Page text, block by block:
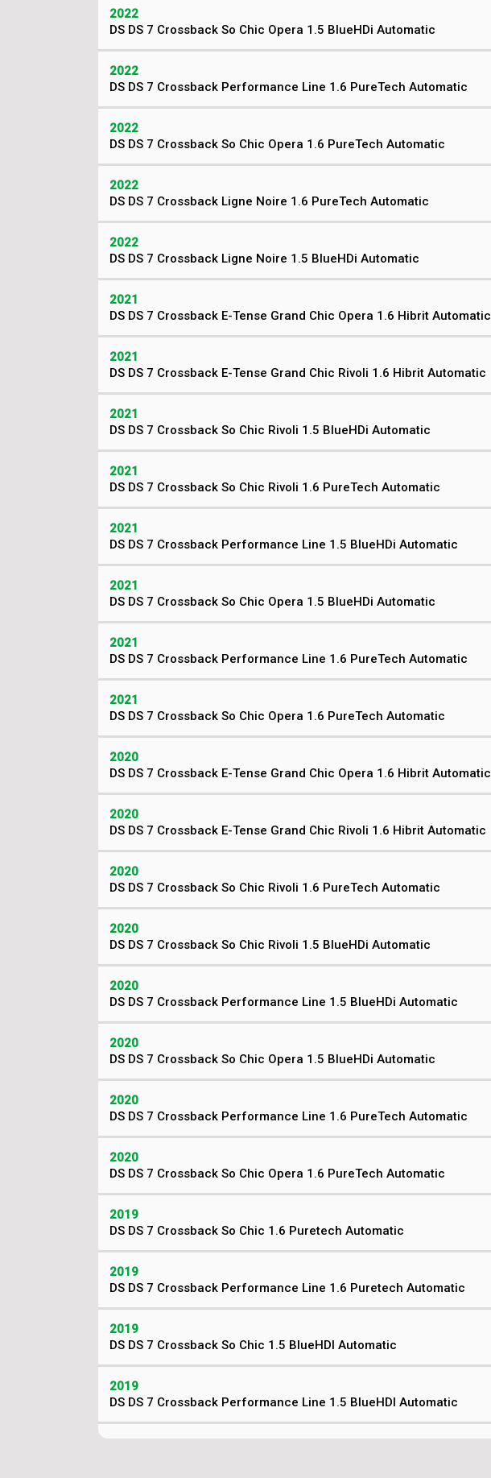
2022
DS DS 7 Crossback So Chic Opera 1.5 BlueHDi Automatic
2022
DS DS 7 Crossback Performance Line 1.6 PureTech Automatic
2022
DS DS 7 Crossback So Chic Opera 1.6 PureTech Automatic
2022
DS DS 7 Crossback Ligne Noire 1.6 PureTech Automatic
2022
DS DS 7 Crossback Ligne Noire 1.5 BlueHDi Automatic
2021
DS DS 7 Crossback E-Tense Grand Chic Opera 1.6 Hibrit Automatic
2021
DS DS 7 Crossback E-Tense Grand Chic Rivoli 1.6 Hibrit Automatic
2021
DS DS 7 Crossback So Chic Rivoli 1.5 BlueHDi Automatic
2021
DS DS 7 Crossback So Chic Rivoli 1.6 PureTech Automatic
2021
DS DS 7 Crossback Performance Line 1.5 BlueHDi Automatic
2021
DS DS 7 Crossback So Chic Opera 1.5 BlueHDi Automatic
2021
DS DS 7 Crossback Performance Line 1.6 PureTech Automatic
2021
DS DS 7 Crossback So Chic Opera 1.6 PureTech Automatic
2020
DS DS 7 Crossback E-Tense Grand Chic Opera 1.6 Hibrit Automatic
2020
DS DS 7 Crossback E-Tense Grand Chic Rivoli 1.6 Hibrit Automatic
2020
DS DS 7 Crossback So Chic Rivoli 1.6 PureTech Automatic
2020
DS DS 7 Crossback So Chic Rivoli 1.5 BlueHDi Automatic
2020
DS DS 7 Crossback Performance Line 1.5 BlueHDi Automatic
2020
DS DS 7 Crossback So Chic Opera 1.5 BlueHDi Automatic
2020
DS DS 7 Crossback Performance Line 1.6 PureTech Automatic
2020
DS DS 7 Crossback So Chic Opera 1.6 PureTech Automatic
2019
DS DS 7 Crossback So Chic 1.6 Puretech Automatic
2019
DS DS 7 Crossback Performance Line 1.6 Puretech Automatic
2019
DS DS 7 Crossback So Chic 1.5 BlueHDI Automatic
2019
DS DS 7 Crossback Performance Line 1.5 BlueHDI Automatic